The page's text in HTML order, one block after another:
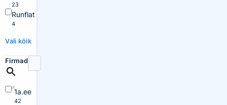
23
Runflat
4
Vali kõik
Firmad
1a.ee
42